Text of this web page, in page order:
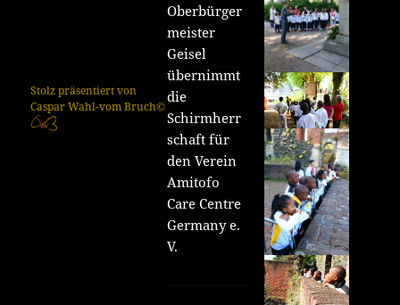
Oberbürger
meister
Geisel
übernimmt
die
Schirmherr
schaft für
den Verein
Amitofo
Care Centre
Germany e.
V.
Stolz präsentiert von
Caspar Wahl-vom Bruch©